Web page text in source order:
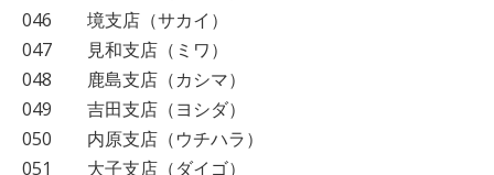
046 境支店（サカイ）
047 見和支店（ミワ）
048 鹿島支店（カシマ）
049 吉田支店（ヨシダ）
050 内原支店（ウチハラ）
051 大子支店（ダイゴ）